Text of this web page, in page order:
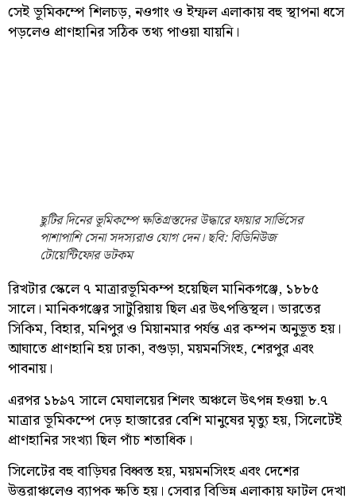
সেই ভূমিকম্পে শিলচড়, নওগাং ও ইম্ফল এলাকায় বহু স্থাপনা ধসে
পড়লেও প্রাণহানির সঠিক তথ্য পাওয়া যায়নি।
ছুটির দিনের ভূমিকম্পে ক্ষতিগ্রস্তদের উদ্ধারে ফায়ার সার্ভিসের
পাশাপাশি সেনা সদস্যরাও যোগ দেন। ছবি: বিডিনিউজ
টোয়েন্টিফোর ডটকম
রিখটার স্কেলে ৭ মাত্রারভূমিকম্প হয়েছিল মানিকগঞ্জে, ১৮৮৫
সালে। মানিকগঞ্জের সাটুরিয়ায় ছিল এর উৎপত্তিস্থল। ভারতের
সিকিম, বিহার, মনিপুর ও মিয়ানমার পর্যন্ত এর কম্পন অনুভূত হয়।
আঘাতে প্রাণহানি হয় ঢাকা, বগুড়া, ময়মনসিংহ, শেরপুর এবং
পাবনায়।
এরপর ১৮৯৭ সালে মেঘালয়ের শিলং অঞ্চলে উৎপন্ন হওয়া ৮.৭
মাত্রার ভূমিকম্পে দেড় হাজারের বেশি মানুষের মৃত্যু হয়, সিলেটেই
প্রাণহানির সংখ্যা ছিল পাঁচ শতাধিক।
সিলেটের বহু বাড়িঘর বিধ্বস্ত হয়, ময়মনসিংহ এবং দেশের
উত্তরাঞ্চলেও ব্যাপক ক্ষতি হয়। সেবার বিভিন্ন এলাকায় ফাটল দেখা